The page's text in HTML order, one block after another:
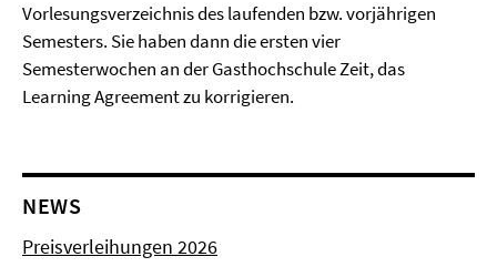
Vorlesungsverzeichnis des laufenden bzw. vorjährigen
Semesters. Sie haben dann die ersten vier
Semesterwochen an der Gasthochschule Zeit, das
Learning Agreement zu korrigieren.
NEWS
Preisverleihungen 2026